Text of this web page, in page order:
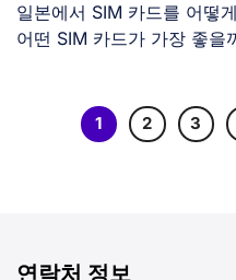
일본에서 SIM 카드를 어떻
어떤 SIM 카드가 가장 좋
1 2 3
연락처 정보